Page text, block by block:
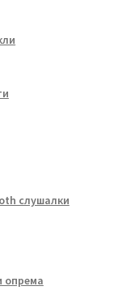
слушалки
опрема